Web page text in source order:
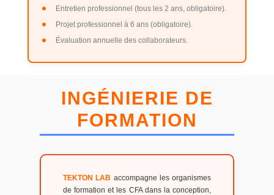
Entretien professionnel (tous les 2 ans, obligatoire).
Projet professionnel à 6 ans (obligatoire).
Évaluation annuelle des collaborateurs.
INGÉNIERIE DE
FORMATION
TEKTON LAB accompagne les organismes
de formation et les CFA dans la conception,